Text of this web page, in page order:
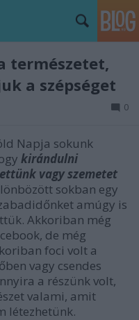
természetet,
a szépséget
0
Napja sokunk
kirándulni
vagy szemetet
sokban egy
amúgy is
Akkoriban még
de még
foci volt a
vagy csendes
a részünk volt,
valami, amit
létezhetünk.